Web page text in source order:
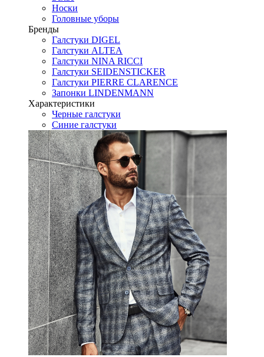
Носки
Головные уборы
Бренды
Галстуки DIGEL
Галстуки ALTEA
Галстуки NINA RICCI
Галстуки SEIDENSTICKER
Галстуки PIERRE CLARENCE
Запонки LINDENMANN
Характеристики
Черные галстуки
Синие галстуки